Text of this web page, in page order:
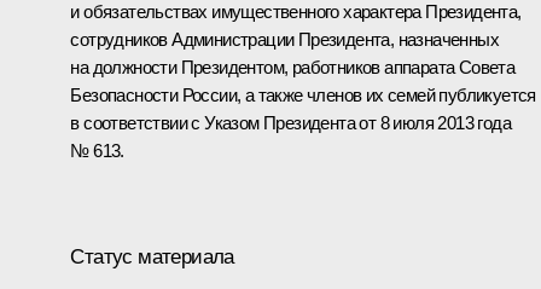
и обязательствах имущественного характера Президента,
сотрудников Администрации Президента, назначенных
на должности Президентом, работников аппарата Совета
Безопасности России, а также членов их семей публикуется
в соответствии с Указом Президента от 8 июля 2013 года
№ 613.
Статус материала